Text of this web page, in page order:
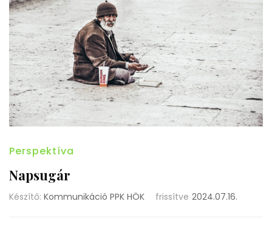
Perspektíva
Napsugár
Készítő: Kommunikáció PPK HÖK frissítve 2024.07.16.